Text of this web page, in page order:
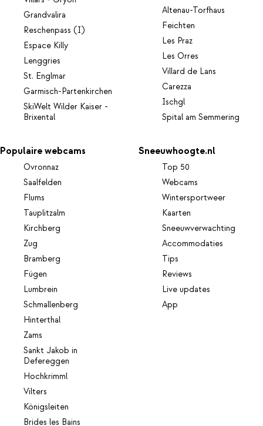
Grandvalira
Reschenpass (I)
Espace Killy
Lenggries
St. Englmar
Garmisch-Partenkirchen
SkiWelt Wilder Kaiser -
Brixental
Altenau-Torfhaus
Feichten
Les Praz
Les Orres
Villard de Lans
Carezza
Ischgl
Spital am Semmering
Populaire webcams
Ovronnaz
Saalfelden
Flums
Tauplitzalm
Kirchberg
Zug
Bramberg
Fügen
Lumbrein
Schmallenberg
Hinterthal
Zams
Sankt Jakob in
Defereggen
Hochkrimml
Vilters
Königsleiten
Brides les Bains
Sneeuwhoogte.nl
Top 50
Webcams
Wintersportweer
Kaarten
Sneeuwverwachting
Accommodaties
Tips
Reviews
Live updates
App